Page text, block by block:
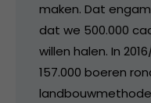
maken. Dat
dat we 500.000
willen halen. In
157.000 boeren